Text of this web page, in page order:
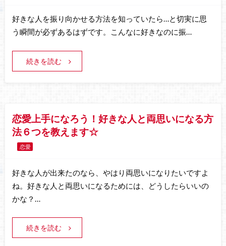
好きな人を振り向かせる方法を知っていたら…と切実に思
う瞬間が必ずあるはずです。こんなに好きなのに振…
続きを読む
恋愛上手になろう！好きな人と両思いになる方
法６つを教えます☆
恋愛
好きな人が出来たのなら、やはり両思いになりたいですよ
ね。好きな人と両思いになるためには、どうしたらいいの
かな？…
続きを読む